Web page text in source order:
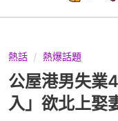
熱話 熱爆話題
公屋港男失業
入」欲北上娶